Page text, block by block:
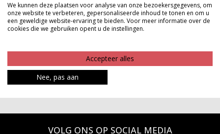
Gratis verzenden vanaf €150,-
Gratis ophalen en ruilen in onze winkels
Betaalinformatie
VOLG ONS OP SOCIAL MEDIA
We kunnen deze plaatsen voor analyse van onze bezoekersgegevens, om
onze website te verbeteren, gepersonaliseerde inhoud te tonen en om u
een geweldige website-ervaring te bieden. Voor meer informatie over de
cookies die we gebruiken opent u de instellingen.
Accepteer alles
Nee, pas aan